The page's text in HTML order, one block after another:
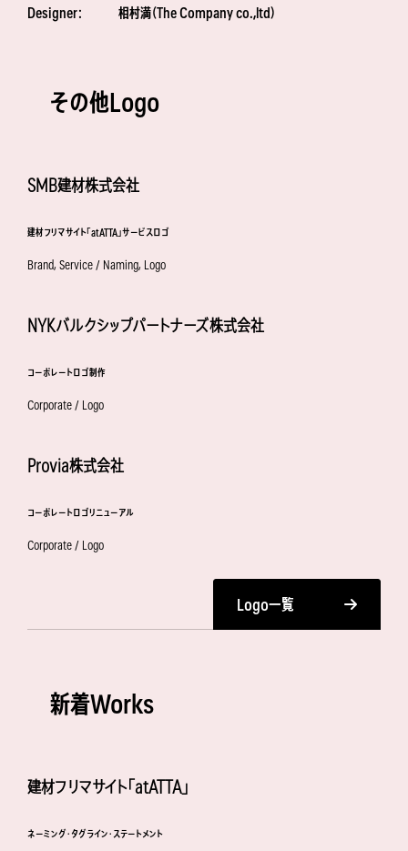
Designer： 相村満（The Company co.,ltd）
その他Logo
SMB建材株式会社
建材フリマサイト「atATTA」サービスロゴ
Brand, Service / Naming, Logo
NYKバルクシップパートナーズ株式会社
コーポレートロゴ制作
Corporate / Logo
Provia株式会社
コーポレートロゴリニューアル
Corporate / Logo
Logo一覧
新着Works
建材フリマサイト「atATTA」
ネーミング・タグライン・ステートメント